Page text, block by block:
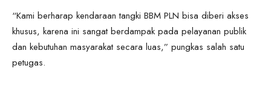
“Kami berharap kendaraan tangki BBM PLN bisa diberi akses
khusus, karena ini sangat berdampak pada pelayanan publik
dan kebutuhan masyarakat secara luas,” pungkas salah satu
petugas.